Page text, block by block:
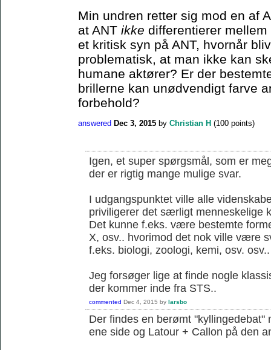
Min undren retter sig mod en af
at ANT ikke differentierer
et kritisk syn på ANT, hvornår
problematisk, at man ikke kan
humane aktører? Er der
brillerne kan unødvendigt farve
forbehold?
answered Dec 3, 2015 by Christian H (100 points)
Igen, et super spørgsmål, som er
der er rigtig mange mulige svar.
I udgangspunktet ville alle
priviligerer det særligt menneskelige
Det kunne f.eks. være bestemte
X, osv.. hvorimod det nok ville være
f.eks. biologi, zoologi, kemi, osv. osv..
Jeg forsøger lige at finde nogle
der kommer inde fra STS..
commented Dec 4, 2015 by larsbo
Der findes en berømt "kyllingedebat"
ene side og Latour + Callon på den